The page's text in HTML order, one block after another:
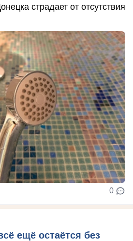
страдает от отсутствия
0
ещё остаётся без